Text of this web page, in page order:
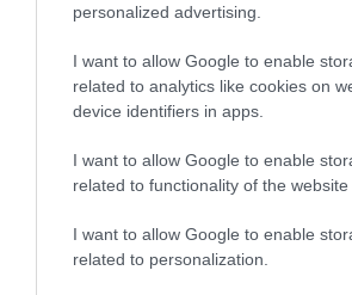
personalized advertising.
I want to allow Google to enable
related to analytics like cookies on
device identifiers in apps.
I want to allow Google to enable
related to functionality of the website
I want to allow Google to enable
related to personalization.